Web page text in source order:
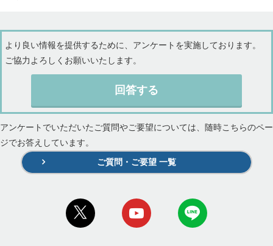
より良い情報を提供するために、アンケートを実施しております。
ご協力よろしくお願いいたします。
回答する
アンケートでいただいたご質問やご要望については、随時こちらのペー
ジでお答えしています。
ご質問・ご要望 一覧